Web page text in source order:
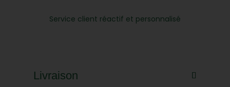
Service client réactif et personnalisé
Livraison